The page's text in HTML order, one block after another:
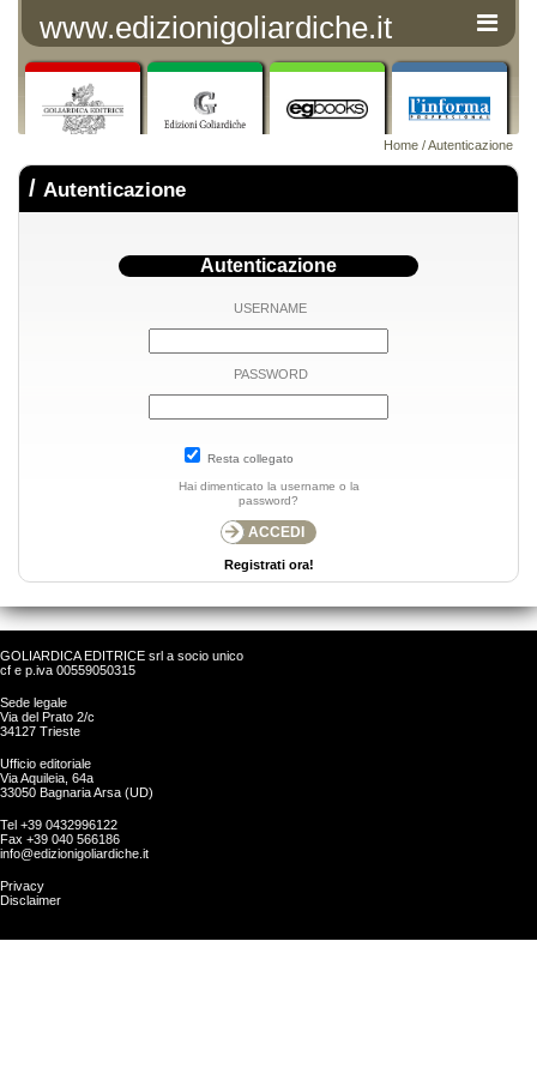
www.edizionigoliardiche.it
Home / Autenticazione
/ Autenticazione
Autenticazione
USERNAME
PASSWORD
Resta collegato
Hai dimenticato la username o la
password?
Registrati ora!
GOLIARDICA EDITRICE srl a socio unico
cf e p.iva 00559050315
Sede legale
Via del Prato 2/c
34127 Trieste
Ufficio editoriale
Via Aquileia, 64a
33050 Bagnaria Arsa (UD)
Tel +39 0432996122
Fax +39 040 566186
info@edizionigoliardiche.it
Privacy
Disclaimer